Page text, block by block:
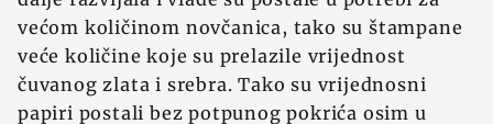
većom količinom novčanica, tako su štampane
veće količine koje su prelazile vrijednost
čuvanog zlata i srebra. Tako su vrijednosni
papiri postali bez potpunog pokrića osim u